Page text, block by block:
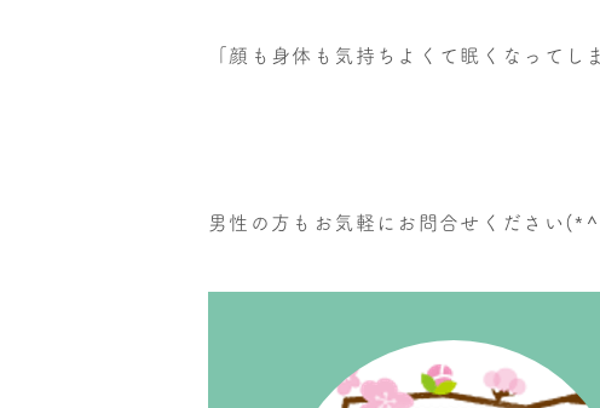
「顔も身体も気持ちよくて眠くなってし
男性の方もお気軽にお問合せください